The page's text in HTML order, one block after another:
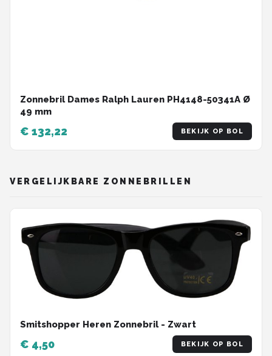
Zonnebril Dames Ralph Lauren PH4148-50341A Ø
49 mm
€ 132,22 BEKIJK OP BOL
VERGELIJKBARE ZONNEBRILLEN
Smitshopper Heren Zonnebril - Zwart
€ 4,50 BEKIJK OP BOL